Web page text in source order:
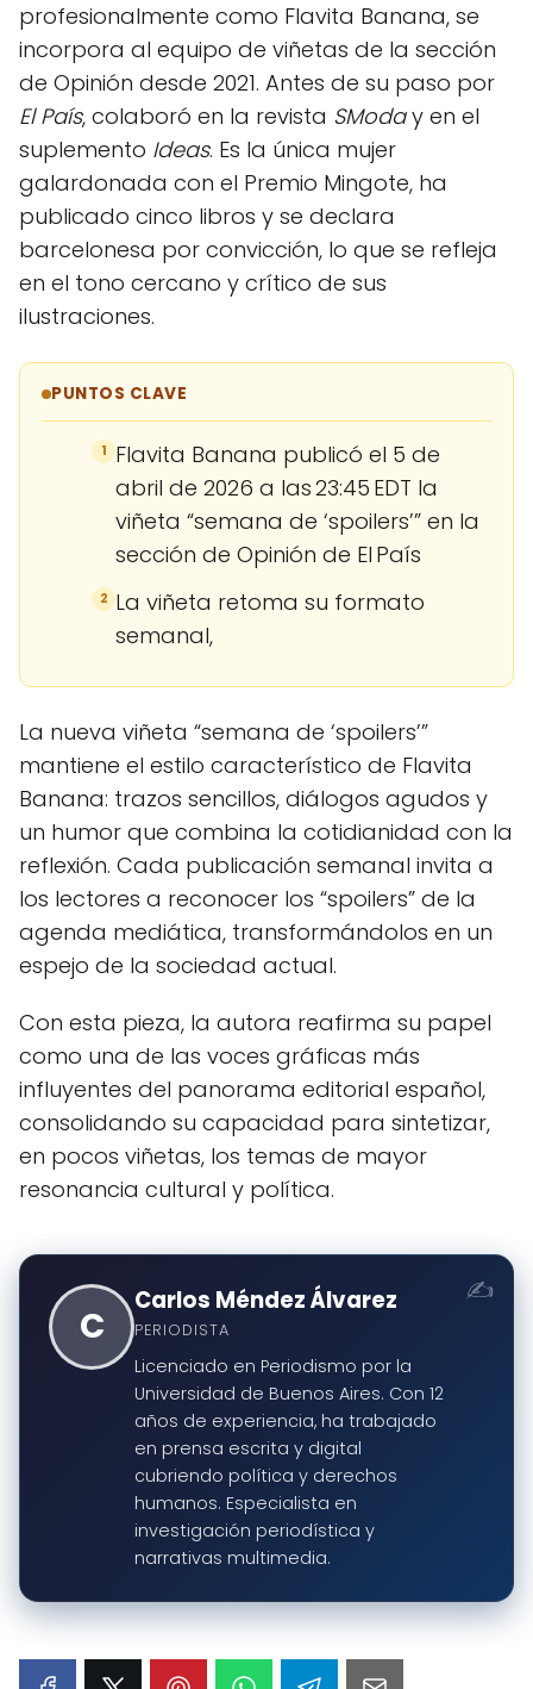
profesionalmente como Flavita Banana, se
incorpora al equipo de viñetas de la sección
de Opinión desde 2021. Antes de su paso por
El País, colaboró en la revista SModay en el
suplemento Ideas. Es la única mujer
galardonada con el Premio Mingote, ha
publicado cinco libros y se declara
barcelonesa por convicción, lo que se refleja
en el tono cercano y crítico de sus
ilustraciones.
PUNTOS CLAVE
1 Flavita Banana publicó el 5 de
abril de 2026 a las 23:45 EDT la
viñeta “semana de ‘spoilers’” en la
sección de Opinión de El País
2 La viñeta retoma su formato
semanal,
La nueva viñeta “semana de ‘spoilers’”
mantiene el estilo característico de Flavita
Banana: trazos sencillos, diálogos agudos y
un humor que combina la cotidianidad con la
reflexión. Cada publicación semanal invita a
los lectores a reconocer los “spoilers” de la
agenda mediática, transformándolos en un
espejo de la sociedad actual.
Con esta pieza, la autora reafirma su papel
como una de las voces gráficas más
influyentes del panorama editorial español,
consolidando su capacidad para sintetizar,
en pocos viñetas, los temas de mayor
resonancia cultural y política.
C
Carlos Méndez Álvarez
PERIODISTA
Licenciado en Periodismo por la
Universidad de Buenos Aires. Con 12
años de experiencia, ha trabajado
en prensa escrita y digital
cubriendo política y derechos
humanos. Especialista en
investigación periodística y
narrativas multimedia.